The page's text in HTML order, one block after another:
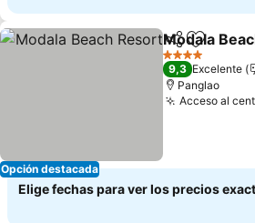
Opción destacada
Compartir
Agregar
Modala
4 Estrellas
9,3 Excelente
Panglao
Acceso al
Elige fechas para ver los precios